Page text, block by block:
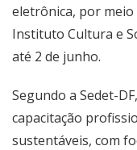
eletrônica, por
Instituto Cultura e
até 2 de junho.
Segundo a Sedet-
capacitação
sustentáveis, com